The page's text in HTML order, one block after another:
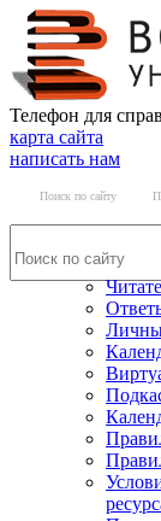
Телефон для
карта сайта
написать нам
Поиск по сайту